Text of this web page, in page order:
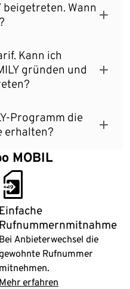
beigetreten. Wann
Kann ich
gründen und
Programm die
erhalten?
MOBIL
number_transfer
Einfache
Rufnummernmitnahme
Bei Anbieterwechsel die
gewohnte Rufnummer
mitnehmen.
Mehr erfahren